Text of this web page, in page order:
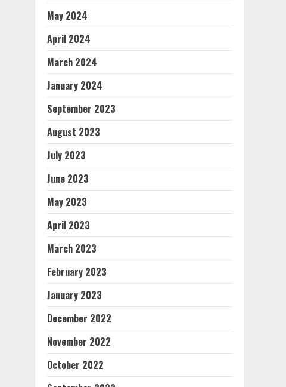
May 2024
April 2024
March 2024
January 2024
September 2023
August 2023
July 2023
June 2023
May 2023
April 2023
March 2023
February 2023
January 2023
December 2022
November 2022
October 2022